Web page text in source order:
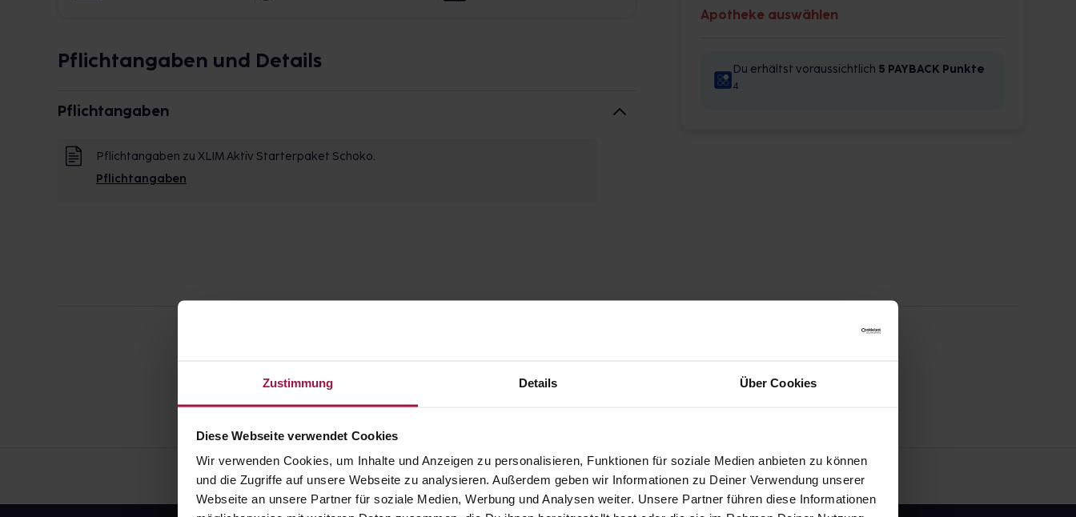
Zustimmung Details Über Cookies
Diese Webseite verwendet Cookies
Wir verwenden Cookies, um Inhalte und Anzeigen zu personalisieren, Funktionen für soziale Medien anbieten zu können
und die Zugriffe auf unsere Webseite zu analysieren. Außerdem geben wir Informationen zu Deiner Verwendung unserer
Webseite an unsere Partner für soziale Medien, Werbung und Analysen weiter. Unsere Partner führen diese Informationen
Pflichtangaben und Details
Pflichtangaben
Pflichtangaben zu XLIM Aktiv Starterpaket Schoko.
Pflichtangaben
Apotheke auswählen
Du erhältst voraussichtlich 5 PAYBACK Punkte
4